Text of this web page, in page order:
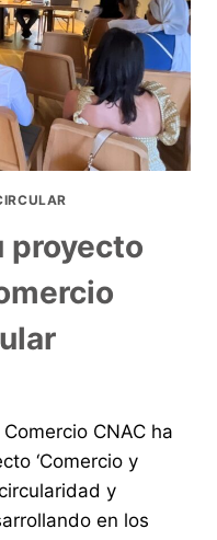
proyecto
CNAC ha
‘Comercio y
y
en los